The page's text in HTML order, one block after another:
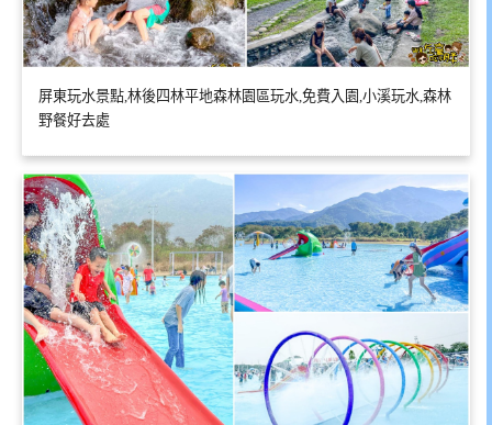
屏東玩水景點,林後四林平地森林園區玩水,免費入園,小溪玩水,森林
野餐好去處